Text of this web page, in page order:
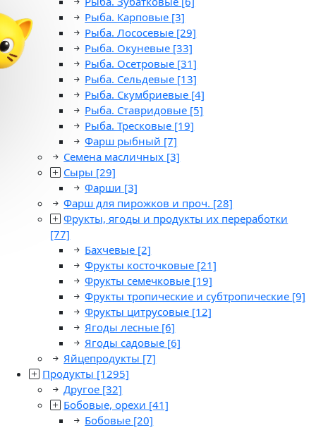
Рыба. Карповые [3]
Рыба. Лососевые [29]
Рыба. Окуневые [33]
Рыба. Осетровые [31]
Рыба. Сельдевые [13]
Рыба. Скумбриевые [4]
Рыба. Ставридовые [5]
Рыба. Тресковые [19]
Фарш рыбный [7]
Семена масличных [3]
Сыры [29]
Фарши [3]
Фарш для пирожков и проч. [28]
Фрукты, ягоды и продукты их переработки
[77]
Бахчевые [2]
Фрукты косточковые [21]
Фрукты семечковые [19]
Фрукты тропические и субтропические [9]
Фрукты цитрусовые [12]
Ягоды лесные [6]
Ягоды садовые [6]
Яйцепродукты [7]
Продукты [1295]
Другое [32]
Бобовые, орехи [41]
Бобовые [20]